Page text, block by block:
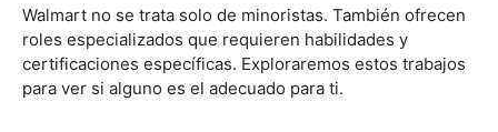
Walmart no se trata solo de minoristas. También ofrecen
roles especializados que requieren habilidades y
certificaciones específicas. Exploraremos estos trabajos
para ver si alguno es el adecuado para ti.